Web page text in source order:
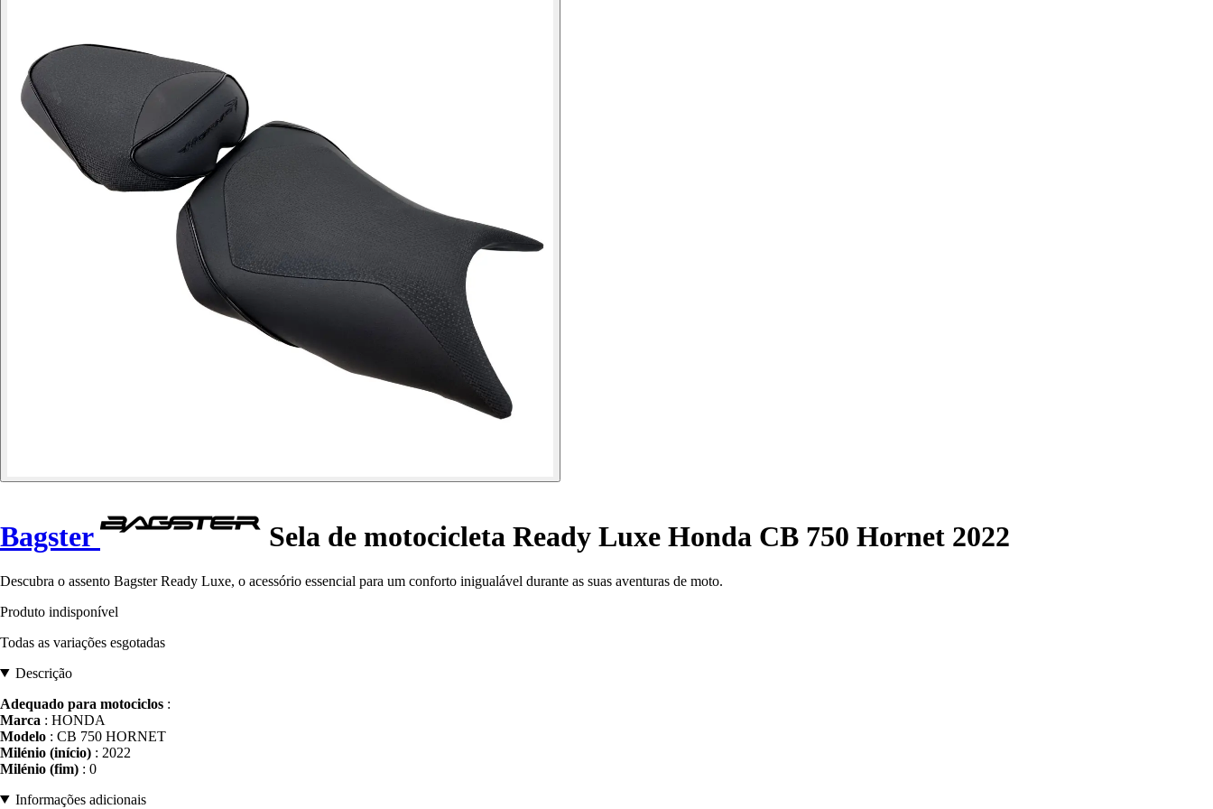
Bagster Sela de motocicleta Ready Luxe Honda CB 750 Hornet 2022
Descubra o assento Bagster Ready Luxe, o acessório essencial para um conforto inigualável durante as suas aventuras de moto.
Produto indisponível
Todas as variações esgotadas
Descrição
Adequado para motociclos :
Marca : HONDA
Modelo : CB 750 HORNET
Milénio (início) : 2022
Milénio (fim) : 0
Informações adicionais